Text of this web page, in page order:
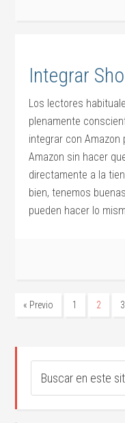
Integrar
Los lectores
plenamente
integrar con
Amazon sin hacer
directamente a la
bien, tenemos
pueden hacer lo
« Previo 1 2 3